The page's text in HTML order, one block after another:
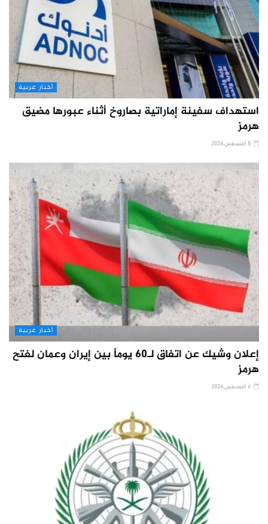
أخبار عربية
استهداف سفينة إماراتية بصاروخ أثناء عبورها مضيق
هرمز
أخبار عربية
إعلان وشيك عن اتفاق لـ60 يوماً بين إيران وعمان لفتح
هرمز